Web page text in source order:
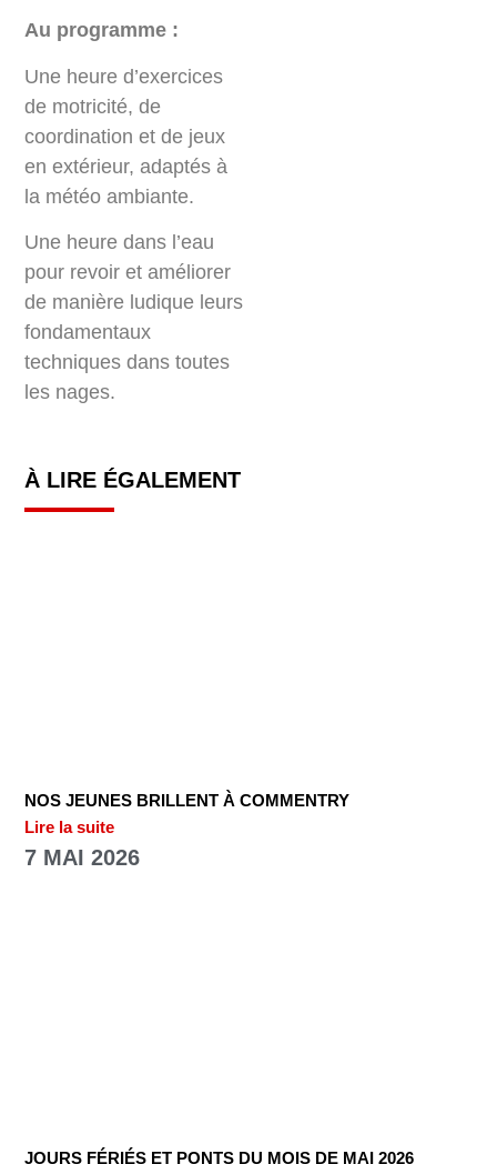
Au programme :
Une heure d’exercices
de motricité, de
coordination et de jeux
en extérieur, adaptés à
la météo ambiante.
Une heure dans l’eau
pour revoir et améliorer
de manière ludique leurs
fondamentaux
techniques dans toutes
les nages.
À LIRE ÉGALEMENT
NOS JEUNES BRILLENT À COMMENTRY
Lire la suite
7 MAI 2026
JOURS FÉRIÉS ET PONTS DU MOIS DE MAI 2026